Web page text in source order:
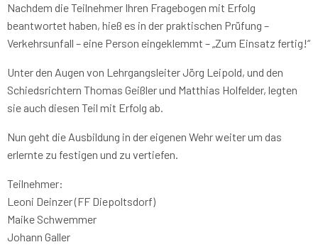
Nachdem die Teilnehmer Ihren Fragebogen mit Erfolg
beantwortet haben, hieß es in der praktischen Prüfung –
Verkehrsunfall – eine Person eingeklemmt – „Zum Einsatz fertig!“
Unter den Augen von Lehrgangsleiter Jörg Leipold, und den
Schiedsrichtern Thomas Geißler und Matthias Holfelder, legten
sie auch diesen Teil mit Erfolg ab.
Nun geht die Ausbildung in der eigenen Wehr weiter um das
erlernte zu festigen und zu vertiefen.
Teilnehmer:
Leoni Deinzer (FF Diepoltsdorf)
Maike Schwemmer
Johann Galler